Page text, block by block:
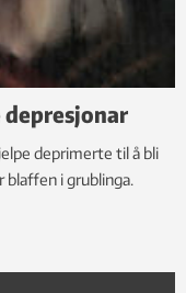
deprimerte til å bli
blaffen i grublinga.